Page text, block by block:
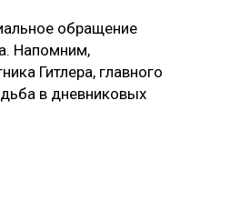
обращение
Напомним,
Гитлера, главного
в дневниковых